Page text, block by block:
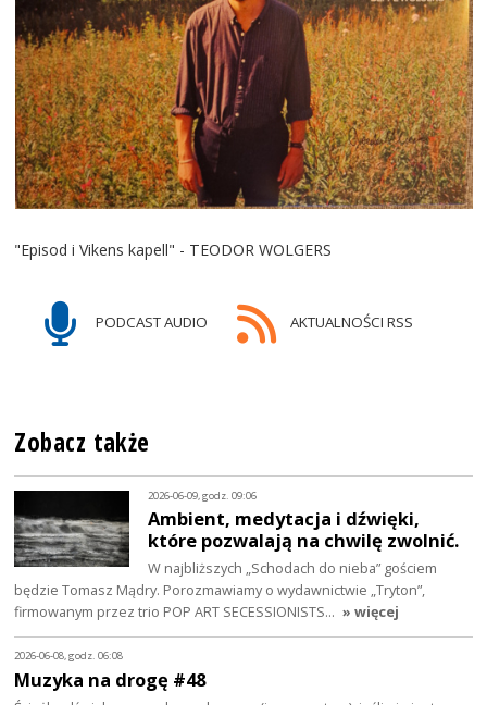
"Episod i Vikens kapell" - TEODOR WOLGERS
PODCAST AUDIO AKTUALNOŚCI RSS
Zobacz także
2026-06-09, godz. 09:06
Ambient, medytacja i dźwięki,
które pozwalają na chwilę zwolnić.
W najbliższych „Schodach do nieba” gościem
będzie Tomasz Mądry. Porozmawiamy o wydawnictwie „Tryton”,
firmowanym przez trio POP ART SECESSIONISTS… » więcej
2026-06-08, godz. 06:08
Muzyka na drogę #48